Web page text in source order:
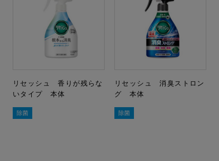
リセッシュ 香りが残らな
いタイプ 本体
除菌
リセッシュ 消臭ストロン
グ 本体
除菌